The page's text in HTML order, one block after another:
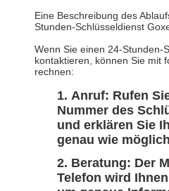
Eine Beschreibung des
Stunden-Schlüsseldienst
Wenn Sie einen 24-Stunden-
kontaktieren, können Sie mit
rechnen:
Anruf: Rufen
Nummer des
und erklären Sie
genau wie
Beratung: Der
Telefon wird